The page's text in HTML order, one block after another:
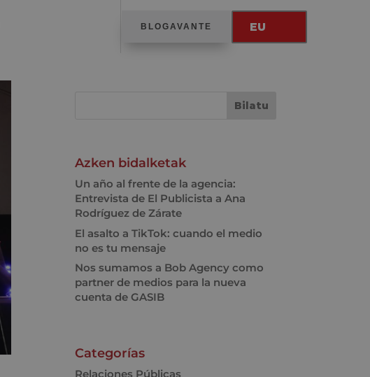
BLOGAVANTE EU
Azken bidalketak
Un año al frente de la agencia:
Entrevista de El Publicista a Ana
Rodríguez de Zárate
El asalto a TikTok: cuando el medio
no es tu mensaje
Nos sumamos a Bob Agency como
partner de medios para la nueva
cuenta de GASIB
Categorías
Relaciones Públicas